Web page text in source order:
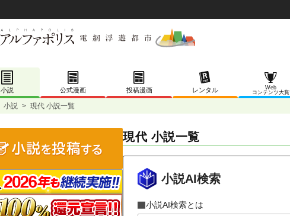
小説 公式漫画 投稿漫画 レンタル
Web
コンテンツ大賞
小説 > 現代 小説一覧
現代 小説一覧
小説AI検索
小説AI検索とは